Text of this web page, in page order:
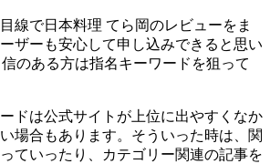
線で日本料理 てら岡のレビューをま
ザーも安心して申し込みできると思い
のある方は指名キーワードを狙って
ドは公式サイトが上位に出やすくなか
場合もあります。そういった時は、関
ていったり、カテゴリー関連の記事を